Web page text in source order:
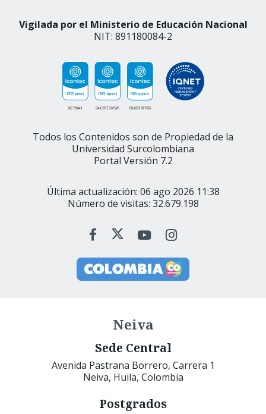
Vigilada por el Ministerio de Educación Nacional
NIT: 891180084-2
Todos los Contenidos son de Propiedad de la
Universidad Surcolombiana
Portal Versión 7.2
Última actualización: 06 ago 2026 11:38
Número de visitas: 32.679.198
Neiva
Sede Central
Avenida Pastrana Borrero, Carrera 1
Neiva, Huila, Colombia
Postgrados